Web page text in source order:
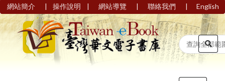
網站簡介 | 操作說明 | 網站導覽 | 聯絡我們 | English